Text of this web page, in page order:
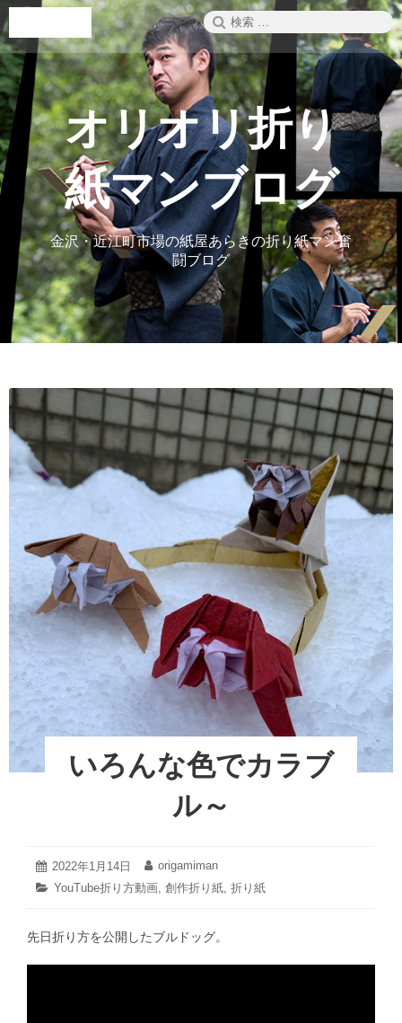
コ
ン
テ
ン
ツ
へ
ス
キ
ッ
プ
検
索:
オリオリ折り
紙マンブログ
金沢・近江町市場の紙屋あらきの折り紙マン奮
闘ブログ
いろんな色でカラブ
ル～
投
稿
2022年1月14日
2022
年
1
日
投
稿
origamiman
カ
リ
YouTube折り方動画, 創作折り紙, 折り紙
先日折り方を公開したブルドッグ。